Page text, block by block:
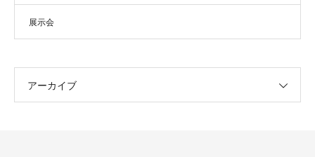
展示会
アーカイブ